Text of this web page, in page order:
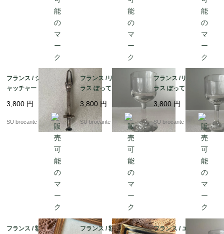
フランス / シュガーキ
ャッチャー 銀メッキ
3,800 円
SU brocante
フランス /リキュールグ
ラス ぽってりラウンド
3,800 円
SU brocante
フランス /リキュールグ
ラス ぽってりラウンド
B 吹きガラス
3,800 円
SU brocante
フランス / 額装の小版
フランス / 額装の小版
フランス / エッチング